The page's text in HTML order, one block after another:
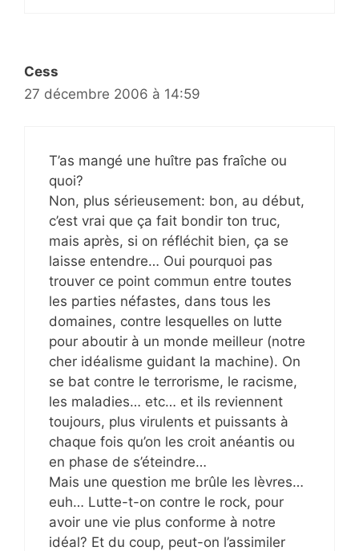
Cess
27 décembre 2006 à 14:59
T’as mangé une huître pas fraîche ou
quoi?
Non, plus sérieusement: bon, au début,
c’est vrai que ça fait bondir ton truc,
mais après, si on réfléchit bien, ça se
laisse entendre… Oui pourquoi pas
trouver ce point commun entre toutes
les parties néfastes, dans tous les
domaines, contre lesquelles on lutte
pour aboutir à un monde meilleur (notre
cher idéalisme guidant la machine). On
se bat contre le terrorisme, le racisme,
les maladies… etc… et ils reviennent
toujours, plus virulents et puissants à
chaque fois qu’on les croit anéantis ou
en phase de s’éteindre…
Mais une question me brûle les lèvres…
euh… Lutte-t-on contre le rock, pour
avoir une vie plus conforme à notre
idéal? Et du coup, peut-on l’assimiler